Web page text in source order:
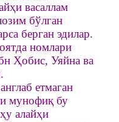
васаллам
бўлган
берган эдилар.
номлари
Ҳобис, Уяйна ва
етмаган
мунофиқ бу
алайҳи